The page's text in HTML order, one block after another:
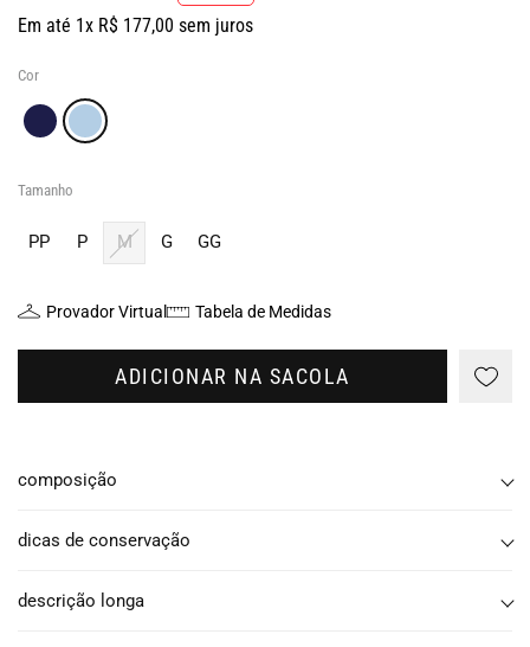
Em até 1x R$ 177,00 sem juros
Cor
Tamanho
PP P M G GG
Provador Virtual Tabela de Medidas
ADICIONAR NA SACOLA
composição
dicas de conservação
descrição longa